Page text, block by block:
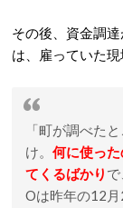
その後、資金調
は、雇っていた
「町が調べた
け。 何に使っ
てくるばかり
Oは昨年の12